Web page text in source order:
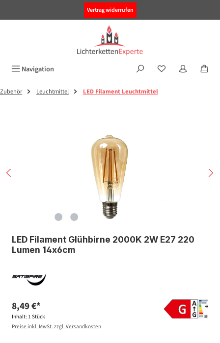
Vertrag widerrufen
Navigation
Zubehör Leuchtmittel LED Filament Leuchtmittel
LED Filament Glühbirne 2000K 2W E27 220
Lumen 14x6cm
8,49 €*
Inhalt: 1 Stück
Preise inkl. MwSt. zzgl. Versandkosten